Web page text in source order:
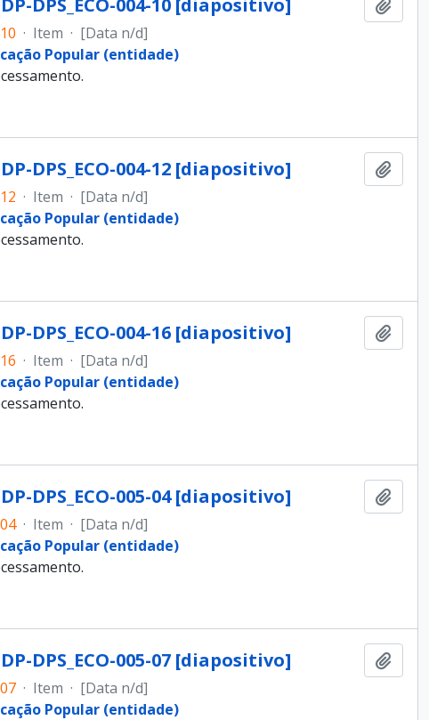
DPS_ECO-004-10 [diapositivo]
· Item · [Data n/d]
Popular (entidade)
DPS_ECO-004-12 [diapositivo]
· Item · [Data n/d]
Popular (entidade)
DPS_ECO-004-16 [diapositivo]
· Item · [Data n/d]
Popular (entidade)
DPS_ECO-005-04 [diapositivo]
· Item · [Data n/d]
Popular (entidade)
DPS_ECO-005-07 [diapositivo]
· Item · [Data n/d]
Popular (entidade)